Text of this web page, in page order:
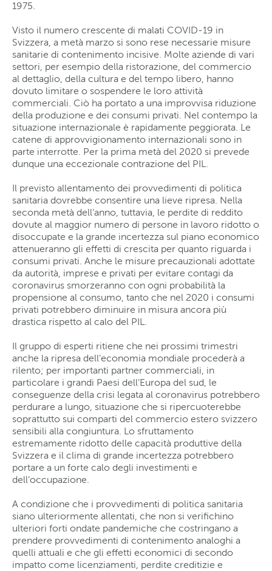
1975.
Visto il numero crescente di malati COVID-19 in
Svizzera, a metà marzo si sono rese necessarie misure
sanitarie di contenimento incisive. Molte aziende di vari
settori, per esempio della ristorazione, del commercio
al dettaglio, della cultura e del tempo libero, hanno
dovuto limitare o sospendere le loro attività
commerciali. Ciò ha portato a una improvvisa riduzione
della produzione e dei consumi privati. Nel contempo la
situazione internazionale è rapidamente peggiorata. Le
catene di approvvigionamento internazionali sono in
parte interrotte. Per la prima metà del 2020 si prevede
dunque una eccezionale contrazione del PIL.
Il previsto allentamento dei provvedimenti di politica
sanitaria dovrebbe consentire una lieve ripresa. Nella
seconda metà dell’anno, tuttavia, le perdite di reddito
dovute al maggior numero di persone in lavoro ridotto o
disoccupate e la grande incertezza sul piano economico
attenueranno gli effetti di crescita per quanto riguarda i
consumi privati. Anche le misure precauzionali adottate
da autorità, imprese e privati per evitare contagi da
coronavirus smorzeranno con ogni probabilità la
propensione al consumo, tanto che nel 2020 i consumi
privati potrebbero diminuire in misura ancora più
drastica rispetto al calo del PIL.
Il gruppo di esperti ritiene che nei prossimi trimestri
anche la ripresa dell’economia mondiale procederà a
rilento; per importanti partner commerciali, in
particolare i grandi Paesi dell’Europa del sud, le
conseguenze della crisi legata al coronavirus potrebbero
perdurare a lungo, situazione che si ripercuoterebbe
soprattutto sui comparti del commercio estero svizzero
sensibili alla congiuntura. Lo sfruttamento
estremamente ridotto delle capacità produttive della
Svizzera e il clima di grande incertezza potrebbero
portare a un forte calo degli investimenti e
dell’occupazione.
A condizione che i provvedimenti di politica sanitaria
siano ulteriormente allentati, che non si verifichino
ulteriori forti ondate pandemiche che costringano a
prendere provvedimenti di contenimento analoghi a
quelli attuali e che gli effetti economici di secondo
impatto come licenziamenti, perdite creditizie e